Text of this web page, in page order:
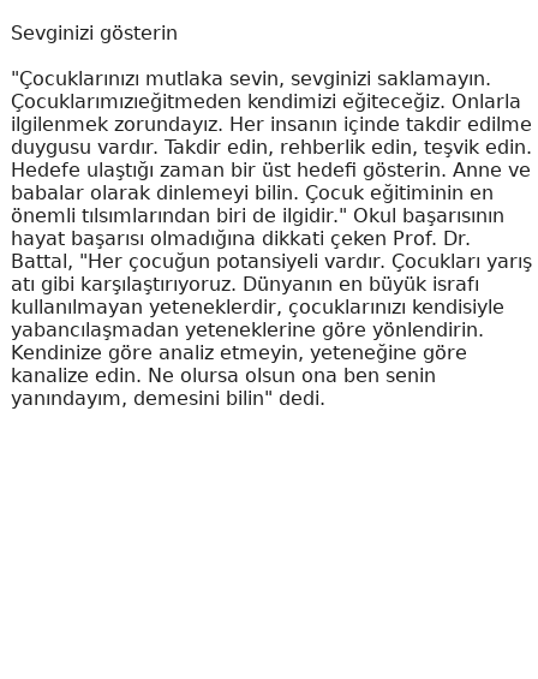
Sevginizi gösterin
"Çocuklarınızı mutlaka sevin, sevginizi saklamayın.
Çocuklarımızıeğitmeden kendimizi eğiteceğiz. Onlarla
ilgilenmek zorundayız. Her insanın içinde takdir edilme
duygusu vardır. Takdir edin, rehberlik edin, teşvik edin.
Hedefe ulaştığı zaman bir üst hedefi gösterin. Anne ve
babalar olarak dinlemeyi bilin. Çocuk eğitiminin en
önemli tılsımlarından biri de ilgidir." Okul başarısının
hayat başarısı olmadığına dikkati çeken Prof. Dr.
Battal, "Her çocuğun potansiyeli vardır. Çocukları yarış
atı gibi karşılaştırıyoruz. Dünyanın en büyük israfı
kullanılmayan yeteneklerdir, çocuklarınızı kendisiyle
yabancılaşmadan yeteneklerine göre yönlendirin.
Kendinize göre analiz etmeyin, yeteneğine göre
kanalize edin. Ne olursa olsun ona ben senin
yanındayım, demesini bilin" dedi.